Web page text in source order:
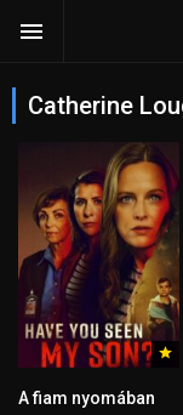
Catherine
A fiam nyomában